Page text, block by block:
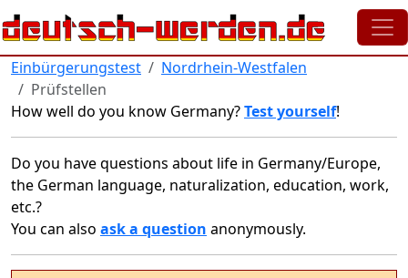
Skip to main content
Einbürgerungstest
Nordrhein-Westfalen
Prüfstellen
How well do you know Germany?Test yourself!
Do you have questions about life in Germany/Europe,
the German language, naturalization, education, work,
etc.?
You can also ask a question anonymously.